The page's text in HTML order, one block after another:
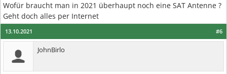
Wofür braucht man in 2021 überhaupt noch eine SAT Antenne ?
Geht doch alles per Internet
#6
13.10.2021
JohnBirlo